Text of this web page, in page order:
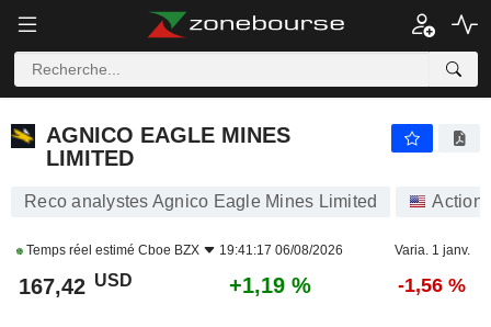
AGNICO EAGLE MINES
LIMITED
Reco analystes Agnico Eagle Mines Limited Actions
Temps réel estimé Cboe BZX 19:41:17 06/08/2026 Varia. 1 janv.
167,42 USD +1,19 % -1,56 %